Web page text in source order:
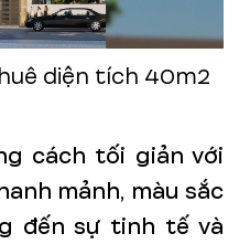
diện tích 40m2
cách tối giản với
mảnh, màu sắc
đến sự tinh tế và